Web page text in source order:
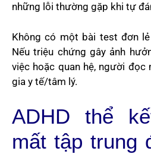
những lỗi thường gặp khi tự
Không có một bài test đơn lẻ
Nếu triệu chứng gây ảnh
việc hoặc quan hệ, người đọc
gia y tế/tâm lý.
ADHD thể
mất tập trung